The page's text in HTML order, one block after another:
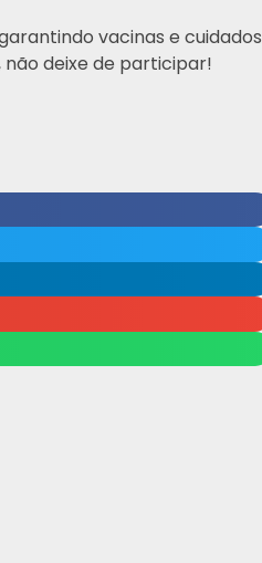
vacinas e cuidados
não deixe de participar!